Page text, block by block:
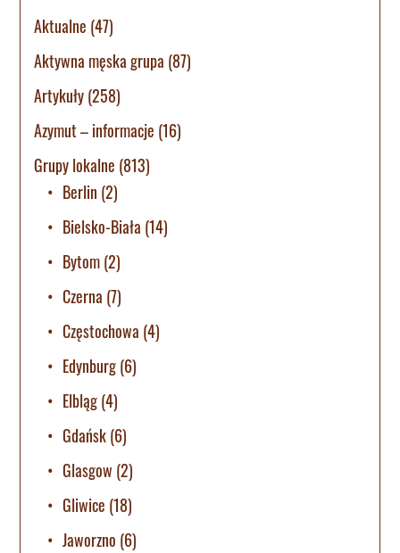
Aktualne (47)
Aktywna męska grupa (87)
Artykuły(258)
Azymut – informacje (16)
Grupy lokalne (813)
Berlin (2)
Bielsko-Biała (14)
Bytom(2)
Czerna (7)
Częstochowa (4)
Edynburg(6)
Elbląg(4)
Gdańsk(6)
Glasgow (2)
Gliwice (18)
Jaworzno (6)